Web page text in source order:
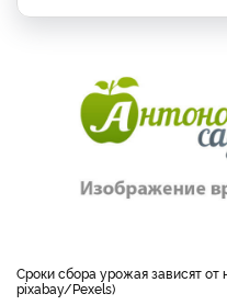
Сроки сбора урожая зависят от нескольких факторов (фото
pixabay/Pexels)